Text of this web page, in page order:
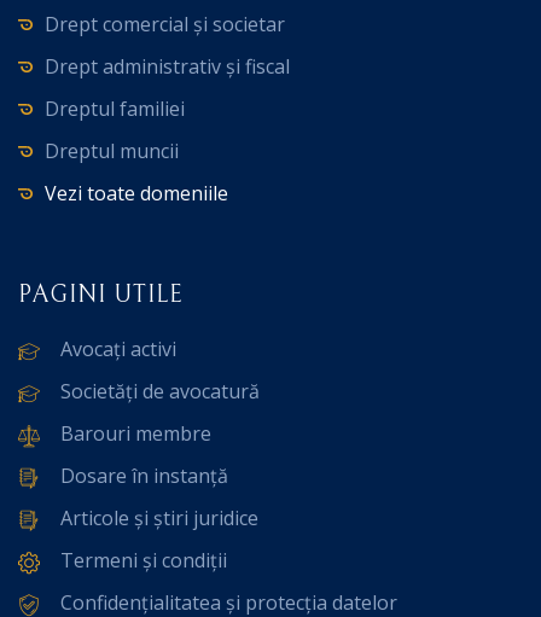
Drept comercial și societar
Drept administrativ și fiscal
Dreptul familiei
Dreptul muncii
Vezi toate domeniile
PAGINI UTILE
Avocați activi
Societăți de avocatură
Barouri membre
Dosare în instanță
Articole și știri juridice
Termeni și condiții
Confidențialitatea și protecția datelor